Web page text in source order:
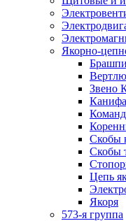
Якорно-
Звено
Скобы
Скобы
Цепь
Якоря
573-я группа